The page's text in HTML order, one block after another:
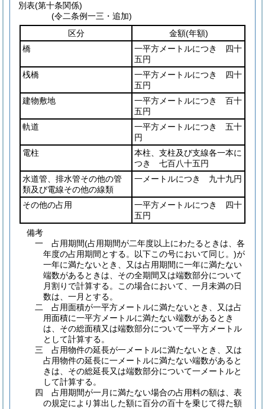
別表(第十条関係)
(令二条例一三・追加)
区分
金額(年額)
橋
一平方メートルにつき 四十
五円
桟橋
一平方メートルにつき 四十
五円
建物敷地
一平方メートルにつき 百十
五円
軌道
一平方メートルにつき 五十
円
電柱
本柱、支柱及び支線各一本に
つき 七百八十五円
水道管、排水管その他の管
類及び電線その他の線類
一メートルにつき 九十九円
その他の占用
一平方メートルにつき 四十
五円
備考
一 占用期間(占用期間が二年度以上にわたるときは、各
年度の占用期間とする。以下この号において同じ。)が
一年に満たないとき、又は占用期間に一年に満たない
端数があるときは、その全期間又は端数部分について
月割りで計算する。この場合において、一月未満の日
数は、一月とする。
二 占用面積が一平方メートルに満たないとき、又は占
用面積に一平方メートルに満たない端数があるとき
は、その総面積又は端数部分について一平方メートル
として計算する。
三 占用物件の延長が一メートルに満たないとき、又は
占用物件の延長に一メートルに満たない端数があると
きは、その総延長又は端数部分について一メートルと
して計算する。
四 占用期間が一月に満たない場合の占用料の額は、表
の規定により算出した額に百分の百十を乗じて得た額